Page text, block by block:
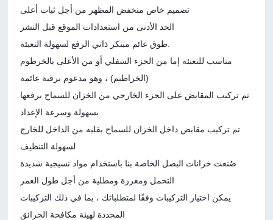
تصميم خاص منخفض المظهر من أجل ثبات أعلى
الحد الأدنى من استعدادات الموقع قبل النشر
مناسب للتعبئة إما من الجزء السفلي أو من الأعلى بالخرطوم
(الخراطيم) ، وهو مدعوم برقبة عائمة
تم تركيب المقابض على الجزء الخارجي من الخزان للسماح برفعها
بسهولة وسرعة الإعداد
تم تركيب مقابض داخل الخزان للسماح بقلبه من الداخل للخارج
لسهولة التنظيف
صُنعت خزانات البصل الخاصة بنا باستخدام مواد نسيجية شديدة
التحمل ومعززة ومطلية من أجل طول العمر
يمكن اختيار التركيبات وفقًا لمتطلباتك ، بما في ذلك التركيبات
المحددة لهيئة مكافحة الحرائق